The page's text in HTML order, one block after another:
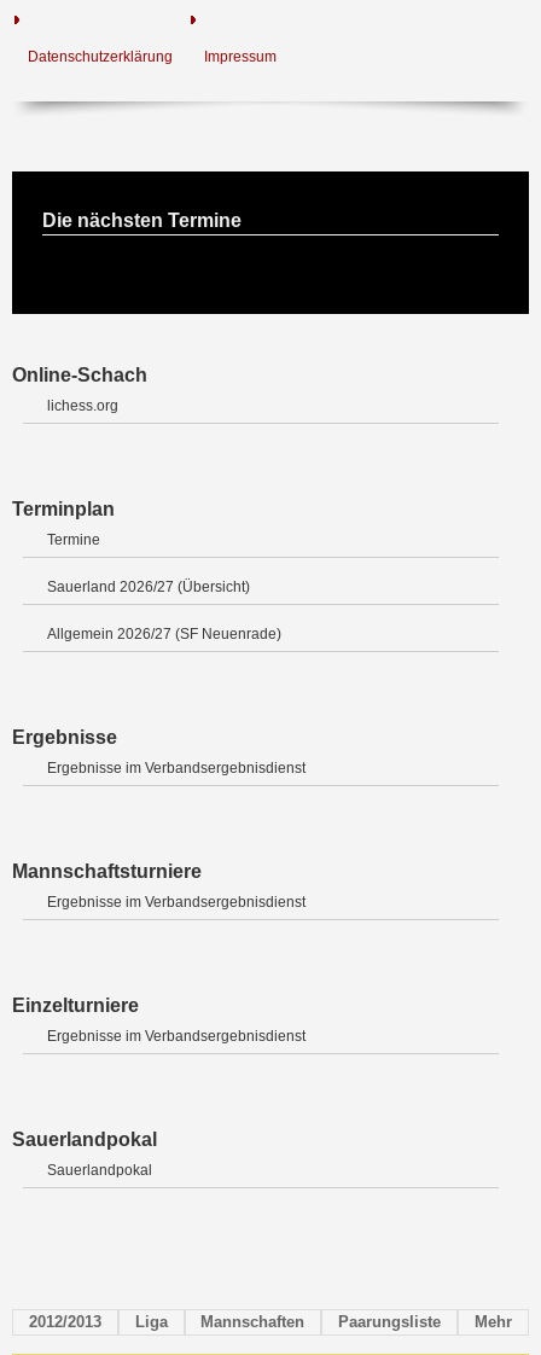
Datenschutzerklärung Impressum
Die nächsten Termine
Online-Schach
lichess.org
Terminplan
Termine
Sauerland 2026/27 (Übersicht)
Allgemein 2026/27 (SF Neuenrade)
Ergebnisse
Ergebnisse im Verbandsergebnisdienst
Mannschaftsturniere
Ergebnisse im Verbandsergebnisdienst
Einzelturniere
Ergebnisse im Verbandsergebnisdienst
Sauerlandpokal
Sauerlandpokal
2012/2013 Liga Mannschaften Paarungsliste Mehr